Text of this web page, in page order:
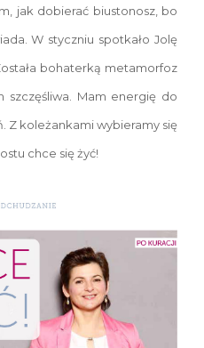
jak dobierać biustonosz, bo
W styczniu spotkało Jolę
bohaterką metamorfoz
szczęśliwa. Mam energię do
Z koleżankami wybieramy się
chce się żyć!